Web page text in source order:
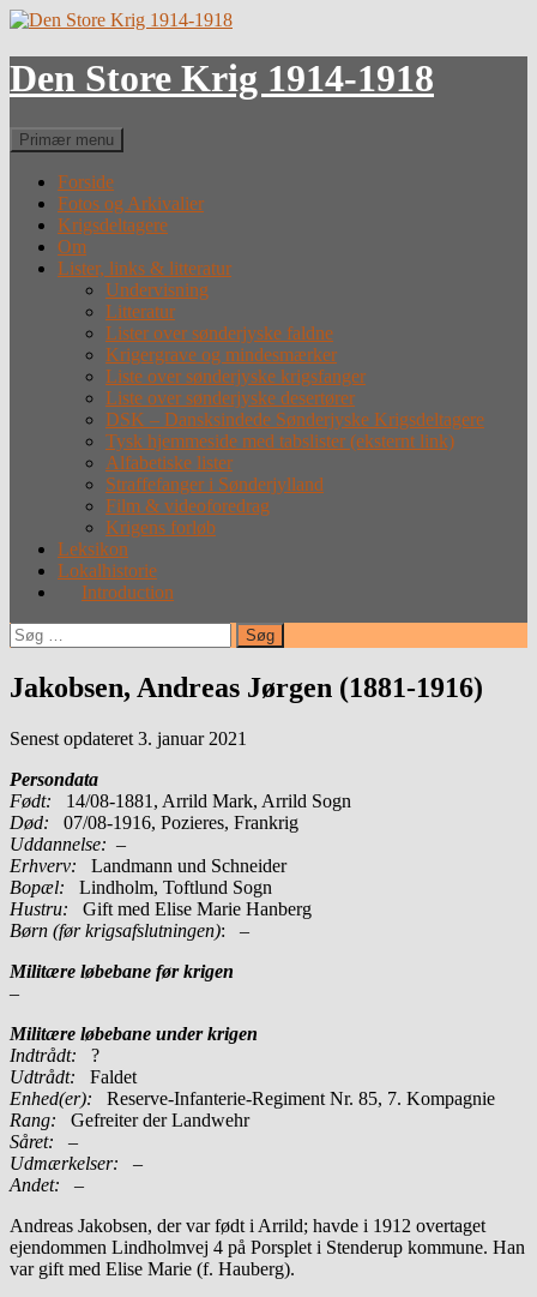
Hop
indhold
Den Store Krig 1914-1918
Søg
Primær menu
Forside
Fotos og Arkivalier
Krigsdeltagere
Om
Lister, links & litteratur
Undervisning
Litteratur
Lister over sønderjyske faldne
Krigergrave og mindesmærker
Liste over sønderjyske krigsfanger
Liste over sønderjyske desertører
DSK – Dansksindede Sønderjyske Krigsdeltagere
Tysk hjemmeside med tabslister (eksternt link)
Alfabetiske lister
Straffefanger i Sønderjylland
Film & videoforedrag
Krigens forløb
Leksikon
Lokalhistorie
Introduction
Søg
efter:
Jakobsen, Andreas Jørgen (1881-1916)
Senest opdateret 3. januar 2021
Persondata
Født: 14/08-1881, Arrild Mark, Arrild Sogn
Død: 07/08-1916, Pozieres, Frankrig
Uddannelse: –
Erhverv: Landmann und Schneider
Bopæl: Lindholm, Toftlund Sogn
Hustru: Gift med Elise Marie Hanberg
Børn (før krigsafslutningen): –
Militære løbebane før krigen
–
Militære løbebane under krigen
Indtrådt: ?
Udtrådt: Faldet
Enhed(er):
Reserve-Infanterie-Regiment Nr. 85, 7. Kompagnie
Rang:
Gefreiter der Landwehr
Såret: –
Udmærkelser: –
Andet: –
Andreas Jakobsen, der var født i Arrild; havde i 1912 overtaget
ejendommen Lindholmvej 4 på Porsplet i Stenderup kommune. Han
var gift med Elise Marie (f. Hauberg).